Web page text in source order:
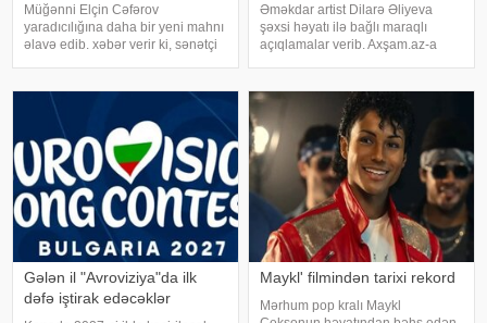
Müğənni Elçin Cəfərov
yaradıcılığına daha bir yeni mahnı
əlavə edib. xəbər verir ki, sənətçi
verib. . Bəstənin sözləri Rafael
Şabanova, musiqisi is
Əməkdar artist Dilarə Əliyeva
şəxsi həyatı ilə bağlı maraqlı
açıqlamalar verib. Axşam.az-a
avtomobil idarə etmədiyini deyib.
O, sürücü ilə hərəkə
Gələn il "Avroviziya"da ilk
dəfə iştirak edəcəklər
Maykl' filmindən tarixi rekord
Mərhum pop kralı Maykl